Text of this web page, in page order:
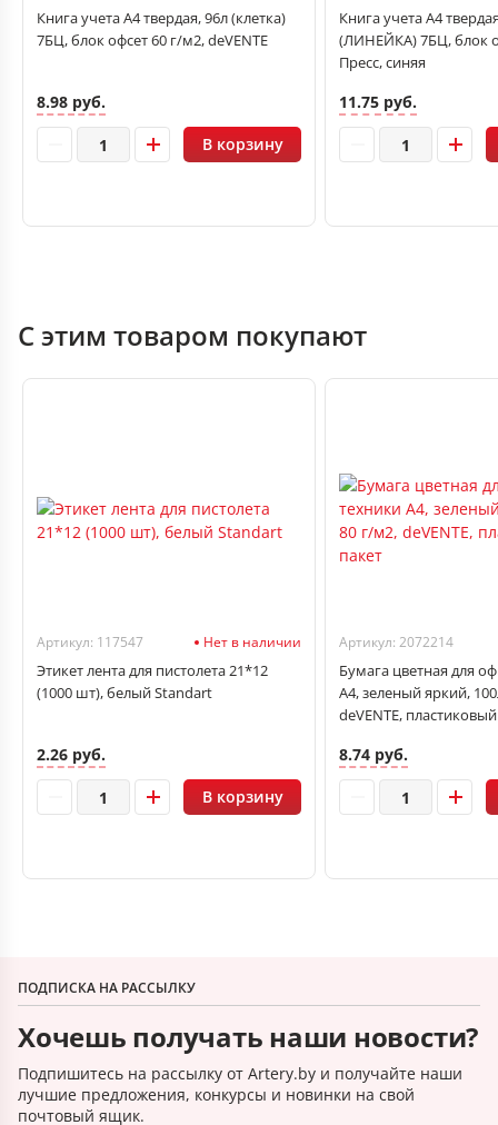
Книга учета А4 твердая, 96л (клетка)
7БЦ, блок офсет 60 г/м2, deVENTE
8.98 руб.
В корзину
Книга учета А4
(ЛИНЕЙКА) 7БЦ, блок
Пресс, синяя
11.75 руб.
С этим товаром покупают
Артикул: 117547 Нет в наличии
Этикет лента для пистолета 21*12
(1000 шт), белый Standart
2.26 руб.
В корзину
Артикул: 2072214
Бумага цветная для
А4, зеленый яркий,
deVENTE,
8.74 руб.
ПОДПИСКА НА РАССЫЛКУ
Хочешь получать наши новости?
Подпишитесь на рассылку от Artery.by и получайте наши
лучшие предложения, конкурсы и новинки на свой
почтовый ящик.